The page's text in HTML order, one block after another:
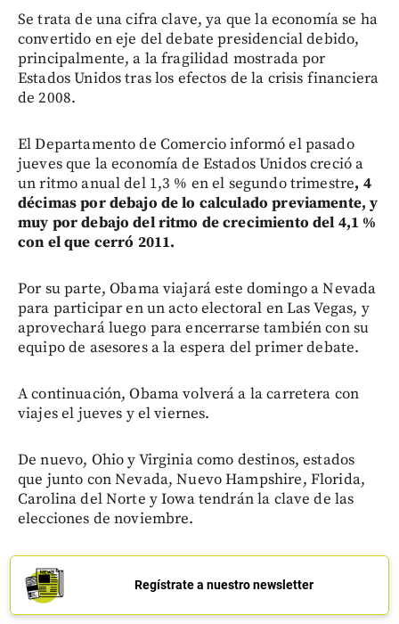
Se trata de una cifra clave, ya que la economía se ha
convertido en eje del debate presidencial debido,
principalmente, a la fragilidad mostrada por
Estados Unidos tras los efectos de la crisis financiera
de 2008.
El Departamento de Comercio informó el pasado
jueves que la economía de Estados Unidos creció a
un ritmo anual del 1,3 % en el segundo trimestre, 4
décimas por debajo de lo calculado previamente, y
muy por debajo del ritmo de crecimiento del 4,1 %
con el que cerró 2011.
Por su parte, Obama viajará este domingo a Nevada
para participar en un acto electoral en Las Vegas, y
aprovechará luego para encerrarse también con su
equipo de asesores a la espera del primer debate.
A continuación, Obama volverá a la carretera con
viajes el jueves y el viernes.
De nuevo, Ohio y Virginia como destinos, estados
que junto con Nevada, Nuevo Hampshire, Florida,
Carolina del Norte y Iowa tendrán la clave de las
elecciones de noviembre.
Regístrate a nuestro newsletter